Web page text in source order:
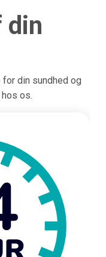
din
din sundhed og
os.